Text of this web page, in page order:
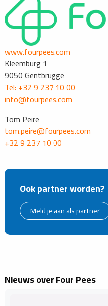
www.fourpees.com
Kleemburg 1
9050 Gentbrugge
Tel: +32 9 237 10 00
info@fourpees.com
Tom Peire
tom.peire@fourpees.com
+32 9 237 10 00
Ook partner worden?
Meld je aan als partner
Nieuws over Four Pees